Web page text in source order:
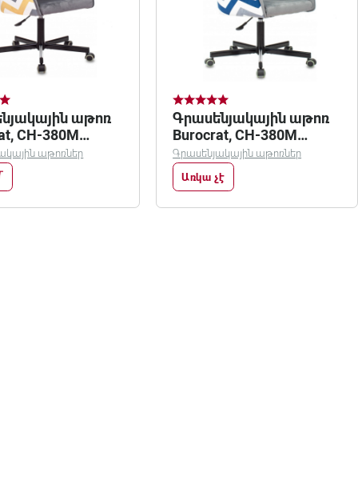
աթոռ
CH-380M
yell
աթոռներ
Գրասենյակային աթոռ
Burocrat, CH-380M
/ZIG/grey
Գրասենյակային աթոռներ
Առկա չէ